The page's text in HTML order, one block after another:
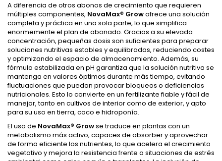
A diferencia de otros abonos de crecimiento que requieren
múltiples componentes, NovaMax® Growofrece una solución
completa y práctica en una sola parte, lo que simplifica
enormemente el plan de abonado. Gracias a su elevada
concentración, pequeñas dosis son suficientes para preparar
soluciones nutritivas estables y equilibradas, reduciendo costes
y optimizando el espacio de almacenamiento. Además, su
fórmula estabilizada en pH garantiza que la solución nutritiva se
mantenga en valores óptimos durante más tiempo, evitando
fluctuaciones que puedan provocar bloqueos o deficiencias
nutricionales. Esto lo convierte en un fertilizante fiable y fácil de
manejar, tanto en cultivos de interior como de exterior, y apto
para su uso en tierra, coco e hidroponía.
El uso de NovaMax® Growse traduce en plantas con un
metabolismo más activo, capaces de absorber y aprovechar
de forma eficiente los nutrientes, lo que acelera el crecimiento
vegetativo y mejora la resistencia frente a situaciones de estrés